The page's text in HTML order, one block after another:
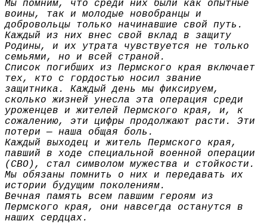
Мы помним, что среди них были как опытные
воины, так и молодые новобранцы и
добровольцы только начинавшие свой путь.
Каждый из них внес свой вклад в защиту
Родины, и их утрата чувствуется не только
семьями, но и всей страной.
Список погибших из Пермского края включает
тех, кто с гордостью носил звание
защитника. Каждый день мы фиксируем,
сколько жизней унесла эта операция среди
уроженцев и жителей Пермского края, и, к
сожалению, эти цифры продолжают расти. Эти
потери — наша общая боль.
Каждый выходец и житель Пермского края,
павший в ходе специальной военной операции
(СВО), стал символом мужества и стойкости.
Мы обязаны помнить о них и передавать их
истории будущим поколениям.
Вечная память всем павшим героям из
Пермского края, они навсегда останутся в
наших сердцах.